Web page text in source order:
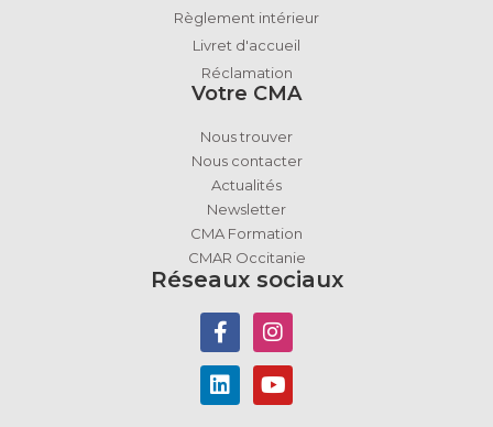
Règlement intérieur
Livret d'accueil
Réclamation
Votre CMA
Nous trouver
Nous contacter
Actualités
Newsletter
CMA Formation
CMAR Occitanie
Réseaux sociaux